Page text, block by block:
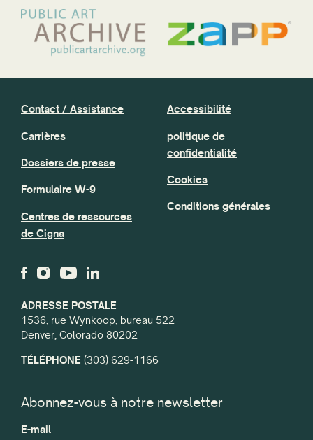
ADRESSE POSTALE
1536, rue Wynkoop, bureau 522
Denver, Colorado 80202
TÉLÉPHONE (303) 629-1166
Contact / Assistance
Carrières
Dossiers de presse
Formulaire W-9
Centres de ressources
de Cigna
Accessibilité
politique de
confidentialité
Cookies
Conditions générales
Abonnez-vous à notre newsletter
E-mail